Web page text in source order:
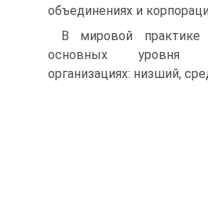
объединениях и
В мировой практике
основных уровня
организациях: низший,